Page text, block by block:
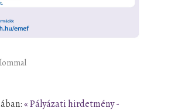
« Pályázati hirdetmény -